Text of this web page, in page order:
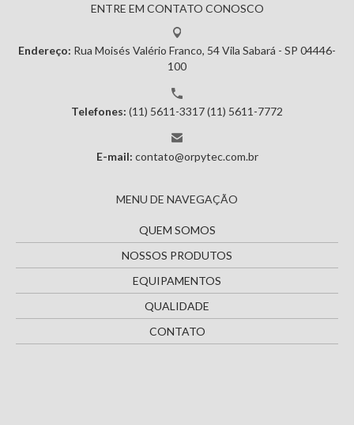
ENTRE EM CONTATO CONOSCO
Endereço: Rua Moisés Valério Franco, 54Vila Sabará - SP 04446-
100
Telefones: (11) 5611-3317(11) 5611-7772
E-mail: contato@orpytec.com.br
MENU DE NAVEGAÇÃO
QUEM SOMOS
NOSSOS PRODUTOS
EQUIPAMENTOS
QUALIDADE
CONTATO